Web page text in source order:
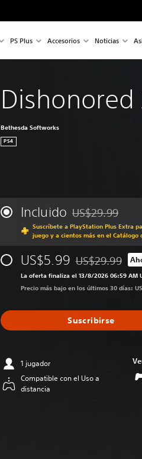
PS Plus Accesorios Noticias
Dishonored
Bethesda Softworks
PS4
Incluido Rebajado del
US$29.99
Suscríbete a PlayStation Plus Extra
juego y a cientos más en el Catálogo
US$5.99 Rebajado del
US$29.99
La oferta finaliza el 13/8/2026 06:59 AM
Precio más bajo en los últimos 30 días:
Suscribirse
1 jugador
Compatible con el Uso a
distancia